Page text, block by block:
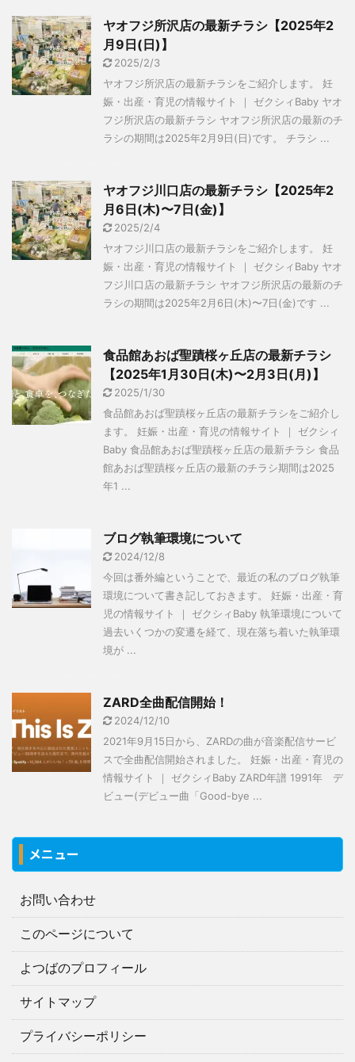
ヤオフジ所沢店の最新チラシ【2025年2
月9日(日)】
2025/2/3
ヤオフジ所沢店の最新チラシをご紹介します。 妊
娠・出産・育児の情報サイト ｜ ゼクシィBaby ヤオ
フジ所沢店の最新チラシ ヤオフジ所沢店の最新のチ
ラシの期間は2025年2月9日(日)です。 チラシ ...
ヤオフジ川口店の最新チラシ【2025年2
月6日(木)〜7日(金)】
2025/2/4
ヤオフジ川口店の最新チラシをご紹介します。 妊
娠・出産・育児の情報サイト ｜ ゼクシィBaby ヤオ
フジ川口店の最新チラシ ヤオフジ所沢店の最新のチ
ラシの期間は2025年2月6日(木)〜7日(金)です ...
食品館あおば聖蹟桜ヶ丘店の最新チラシ
【2025年1月30日(木)〜2月3日(月)】
2025/1/30
食品館あおば聖蹟桜ヶ丘店の最新チラシをご紹介し
ます。 妊娠・出産・育児の情報サイト ｜ ゼクシィ
Baby 食品館あおば聖蹟桜ヶ丘店の最新チラシ 食品
館あおば聖蹟桜ヶ丘店の最新のチラシ期間は2025
年1 ...
ブログ執筆環境について
2024/12/8
今回は番外編ということで、最近の私のブログ執筆
環境について書き記しておきます。 妊娠・出産・育
児の情報サイト ｜ ゼクシィBaby 執筆環境について
過去いくつかの変遷を経て、現在落ち着いた執筆環
境が ...
ZARD全曲配信開始！
2024/12/10
2021年9月15日から、ZARDの曲が音楽配信サービ
スで全曲配信開始されました。 妊娠・出産・育児の
情報サイト ｜ ゼクシィBaby ZARD年譜 1991年 デ
ビュー(デビュー曲「Good-bye ...
メニュー
お問い合わせ
このページについて
よつばのプロフィール
サイトマップ
プライバシーポリシー